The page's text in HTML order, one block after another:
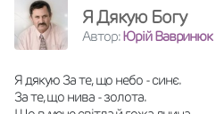
Я Дякую Богу
Автор:Юрій Вавринюк
Я дякую За те, що небо - синє.
За те, що нива - золота.